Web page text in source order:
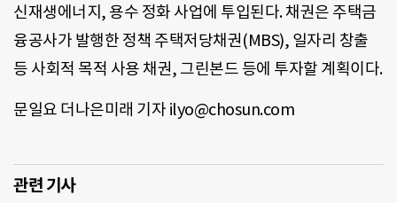
신재생에너지, 용수 정화 사업에 투입된다. 채권은 주택금
융공사가 발행한 정책 주택저당채권(MBS), 일자리 창출
등 사회적 목적 사용 채권, 그린본드 등에 투자할 계획이다.
문일요 더나은미래 기자 ilyo@chosun.com
관련 기사